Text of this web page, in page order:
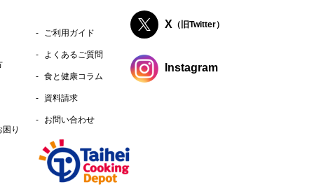
り
ご利用ガイド
よくあるご質問
食と健康コラム
資料請求
お問い合わせ
X （旧Twitter）
Instagram